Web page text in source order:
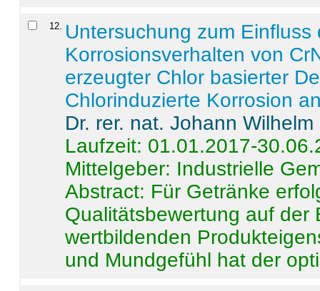
12
Untersuchung zum
Korrosionsverhalten von
erzeugter Chlor basierter
Chlorinduzierte Korrosion
Dr. rer. nat. Johann
Laufzeit: 01.01.2017-
Mittelgeber: Industrielle
Abstract: Für Getränke
Qualitätsbewertung auf der
wertbildenden
und Mundgefühl hat der